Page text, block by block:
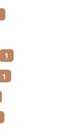
1
1